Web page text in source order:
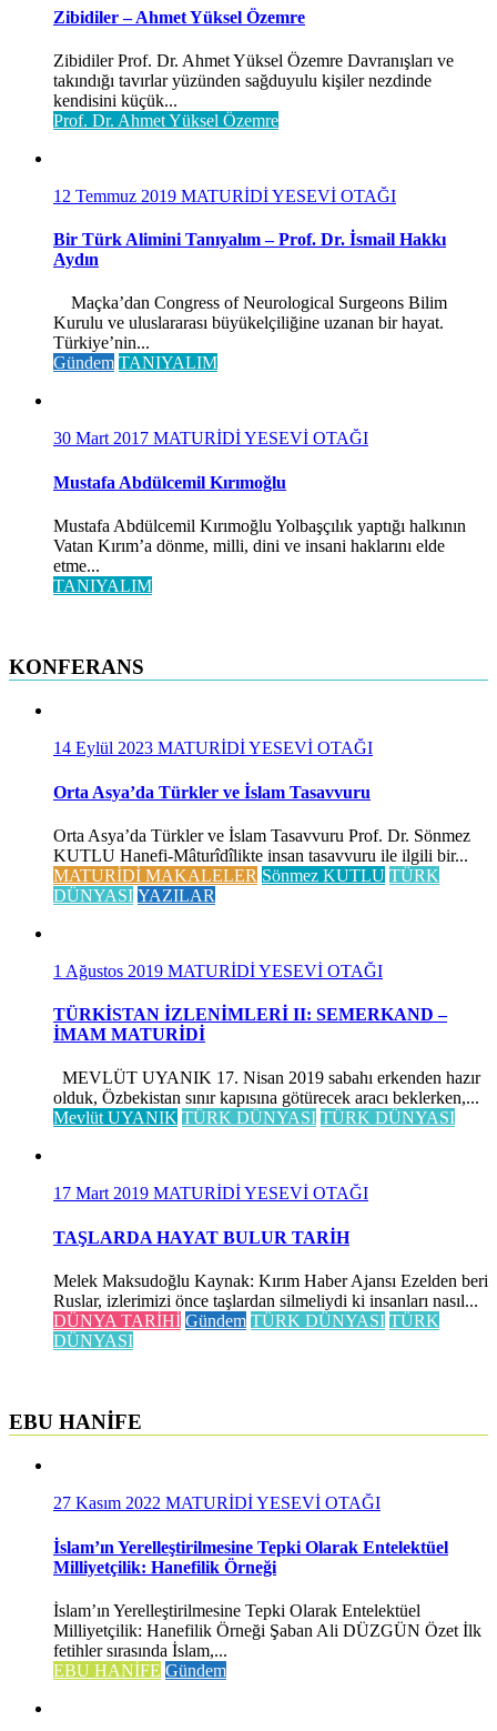
Zibidiler – Ahmet Yüksel Özemre
Zibidiler Prof. Dr. Ahmet Yüksel Özemre Davranışları ve
takındığı tavırlar yüzünden sağduyulu kişiler nezdinde
kendisini küçük...
Prof. Dr. Ahmet Yüksel Özemre
12 Temmuz 2019 MATURİDİ YESEVİ OTAĞI
Bir Türk Alimini Tanıyalım – Prof. Dr. İsmail Hakkı
Aydın
Maçka’dan Congress of Neurological Surgeons Bilim
Kurulu ve uluslararası büyükelçiliğine uzanan bir hayat.
Türkiye’nin...
Gündem TANIYALIM
30 Mart 2017 MATURİDİ YESEVİ OTAĞI
Mustafa Abdülcemil Kırımoğlu
Mustafa Abdülcemil Kırımoğlu Yolbaşçılık yaptığı halkının
Vatan Kırım’a dönme, milli, dini ve insani haklarını elde
etme...
TANIYALIM
KONFERANS
14 Eylül 2023 MATURİDİ YESEVİ OTAĞI
Orta Asya’da Türkler ve İslam Tasavvuru
Orta Asya’da Türkler ve İslam Tasavvuru Prof. Dr. Sönmez
KUTLU Hanefi-Mâturîdîlikte insan tasavvuru ile ilgili bir...
MATURİDİ MAKALELER Sönmez KUTLU TÜRK
DÜNYASI YAZILAR
1 Ağustos 2019 MATURİDİ YESEVİ OTAĞI
TÜRKİSTAN İZLENİMLERİ II: SEMERKAND –
İMAM MATURİDİ
MEVLÜT UYANIK 17. Nisan 2019 sabahı erkenden hazır
olduk, Özbekistan sınır kapısına götürecek aracı beklerken,...
Mevlüt UYANIK TÜRK DÜNYASI TÜRK DÜNYASI
17 Mart 2019 MATURİDİ YESEVİ OTAĞI
TAŞLARDA HAYAT BULUR TARİH
Melek Maksudoğlu Kaynak: Kırım Haber Ajansı Ezelden beri
Ruslar, izlerimizi önce taşlardan silmeliydi ki insanları nasıl...
DÜNYA TARİHİ Gündem TÜRK DÜNYASI TÜRK
DÜNYASI
EBU HANİFE
27 Kasım 2022 MATURİDİ YESEVİ OTAĞI
İslam’ın Yerelleştirilmesine Tepki Olarak Entelektüel
Milliyetçilik: Hanefilik Örneği
İslam’ın Yerelleştirilmesine Tepki Olarak Entelektüel
Milliyetçilik: Hanefilik Örneği Şaban Ali DÜZGÜN Özet İlk
fetihler sırasında İslam,...
EBU HANİFE Gündem